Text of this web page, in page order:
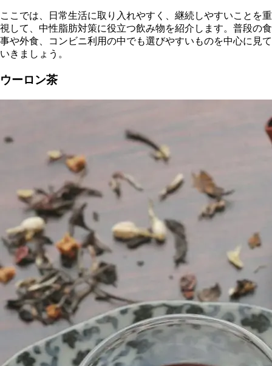
ここでは、日常生活に取り入れやすく、継続しやすいことを重
視して、中性脂肪対策に役立つ飲み物を紹介します。普段の食
事や外食、コンビニ利用の中でも選びやすいものを中心に見て
いきましょう。
ウーロン茶